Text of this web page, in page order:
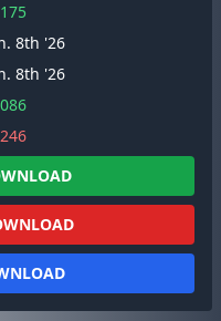
8th '26
8th '26